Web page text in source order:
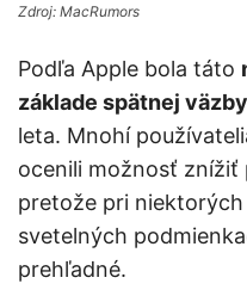
Zdroj: MacRumors
Podľa Apple bola táto
základe spätnej väzby
leta. Mnohí
ocenili možnosť znížiť
pretože pri
svetelných
prehľadné.